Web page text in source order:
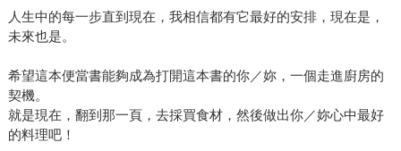
人生中的每一步直到現在，我相信都有它最好的安排，現在是，
未來也是。
希望這本便當書能夠成為打開這本書的你／妳，一個走進廚房的
契機。
就是現在，翻到那一頁，去採買食材，然後做出你／妳心中最好
的料理吧！